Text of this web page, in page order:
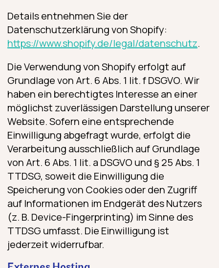
Details entnehmen Sie der
Datenschutzerklärung von Shopify:
https://www.shopify.de/legal/datenschutz.
Die Verwendung von Shopify erfolgt auf
Grundlage von Art. 6 Abs. 1 lit. f DSGVO. Wir
haben ein berechtigtes Interesse an einer
möglichst zuverlässigen Darstellung unserer
Website. Sofern eine entsprechende
Einwilligung abgefragt wurde, erfolgt die
Verarbeitung ausschließlich auf Grundlage
von Art. 6 Abs. 1 lit. a DSGVO und § 25 Abs. 1
TTDSG, soweit die Einwilligung die
Speicherung von Cookies oder den Zugriff
auf Informationen im Endgerät des Nutzers
(z. B. Device-Fingerprinting) im Sinne des
TTDSG umfasst. Die Einwilligung ist
jederzeit widerrufbar.